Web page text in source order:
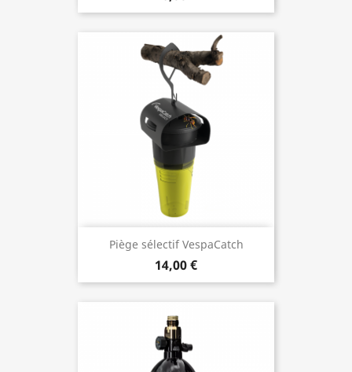
Piège sélectif VespaCatch
14,00 €